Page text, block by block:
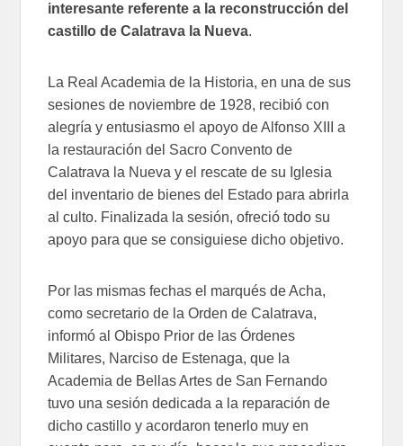
interesante referente a la reconstrucción del
castillo de Calatrava la Nueva.
La Real Academia de la Historia, en una de sus
sesiones de noviembre de 1928, recibió con
alegría y entusiasmo el apoyo de Alfonso XIII a
la restauración del Sacro Convento de
Calatrava la Nueva y el rescate de su Iglesia
del inventario de bienes del Estado para abrirla
al culto. Finalizada la sesión, ofreció todo su
apoyo para que se consiguiese dicho objetivo.
Por las mismas fechas el marqués de Acha,
como secretario de la Orden de Calatrava,
informó al Obispo Prior de las Órdenes
Militares, Narciso de Estenaga, que la
Academia de Bellas Artes de San Fernando
tuvo una sesión dedicada a la reparación de
dicho castillo y acordaron tenerlo muy en